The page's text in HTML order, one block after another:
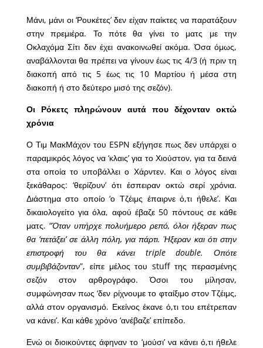
Μάνι, μάνι οι ‘Ρουκέτες’ δεν είχαν παίκτες να παρατάξουν
στην πρεμιέρα. Το πότε θα γίνει το ματς με την
Οκλαχόμα Σίτι δεν έχει ανακοινωθεί ακόμα. Όσα όμως,
αναβάλλονται θα πρέπει να γίνουν έως τις 4/3 (ή πριν τη
διακοπή από τις 5 έως τις 10 Μαρτίου ή μέσα στη
διακοπή ή στο δεύτερο μισό της σεζόν).
Οι Ρόκετς πληρώνουν αυτά που δέχονταν οκτώ
χρόνια
Ο Τιμ ΜακΜάχον του ESPN εξήγησε πως δεν υπάρχει ο
παραμικρός λόγος να ‘κλαις’ για το Χιούστον, για τα δεινά
στα οποία το υποβάλλει ο Χάρντεν. Και ο λόγος είναι
ξεκάθαρος: ‘θερίζουν’ ότι έσπειραν οκτώ σερί χρόνια.
Διάστημα στο οποίο ‘ο Τζέιμς έπαιρνε ό,τι ήθελε’. Και
δικαιολογείτο για όλα, αφού έβαζε 50 πόντους σε κάθε
ματς. “Όταν υπήρχε πολυήμερο ρεπό, όλοι ήξεραν πως
θα ‘πετάξει’ σε άλλη πόλη, για πάρτι. Ήξεραν και ότι στην
επιστροφή του θα κάνει triple double. Οπότε
συμβιβάζονταν”, είπε μέλος του stuff της περασμένης
σεζόν στον αρθρογράφο. Όσοι του μίλησαν,
συμφώνησαν πως ‘δεν ρίχνουμε το φταίξιμο στον Τζέιμς,
αλλά στον οργανισμό. Εκείνος έκανε ό,τι του επέτρεπαν
να κάνει’. Και κάθε χρόνο ‘ανέβαζε’ επίπεδο.
Ενώ οι διοικούντες άφηναν το ‘μούσι’ να κάνει ό,τι ήθελε